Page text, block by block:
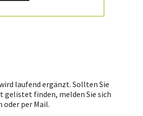
laufend ergänzt. Sollten Sie
gelistet finden, melden Sie sich
per Mail.